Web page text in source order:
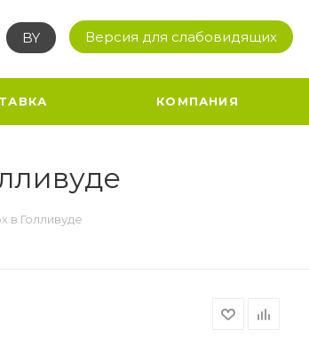
BY Версия для слабовидящих
КОМПАНИЯ
в Голливуде